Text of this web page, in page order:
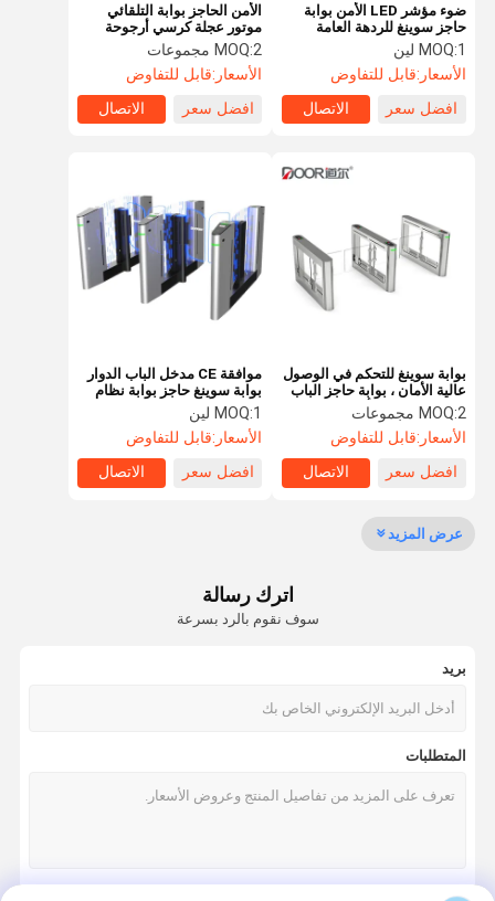
جولة في
مراقبة الجودة أخبار
الباب الدوار التعرف على الوجه
ترايبود الباب الدوار بوابة
ضوء مؤشر LED الأمن بوابة
حاجز سوينغ للردهة العامة
MOQ:1 لين
الأسعار:قابل للتفاوض
افضل سعر
الاتصال
الأمن الحاجز بوابة التلقائي
موتور عجلة كرسي أرجوحة
الحاجز بوابة الباب الدوار
الترويج
MOQ:2 مجموعات
الأسعار:قابل للتفاوض
افضل سعر
الاتصال
بوابة سوينغ للتحكم في الوصول
عالية الأمان ، بوابة حاجز الباب
الدوار للمدارس أو الجامعات
MOQ:2 مجموعات
الأسعار:قابل للتفاوض
افضل سعر
الاتصال
موافقة CE مدخل الباب الدوار
بوابة سوينغ حاجز بوابة نظام
التحكم في الوصول بسرعة
السرعة
MOQ:1 لين
الأسعار:قابل للتفاوض
افضل سعر
الاتصال
عرض المزيد
اترك رسالة
سوف نقوم بالرد بسرعة
بريد
المتطلبات